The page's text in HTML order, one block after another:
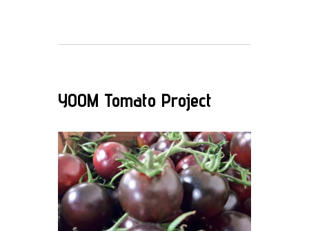
YOOM Tomato Project